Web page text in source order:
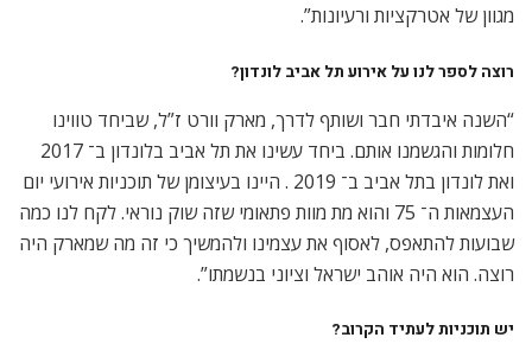
מגוון של אטרקציות ורעיונות”.
רוצה לספר לנו על אירוע תל אביב לונדון?
“השנה איבדתי חבר ושותף לדרך, מארק וורט ז”ל, שביחד טווינו
חלומות והגשמנו אותם. ביחד עשינו את תל אביב בלונדון ב־ 2017
ואת לונדון בתל אביב ב־ 2019 . היינו בעיצומן של תוכניות אירועי יום
העצמאות ה־ 75 והוא מת מוות פתאומי שזה שוק נוראי. לקח לנו כמה
שבועות להתאפס, לאסוף את עצמינו ולהמשיך כי זה מה שמארק היה
רוצה. הוא היה אוהב ישראל וציוני בנשמתו”.
יש תוכניות לעתיד הקרוב?